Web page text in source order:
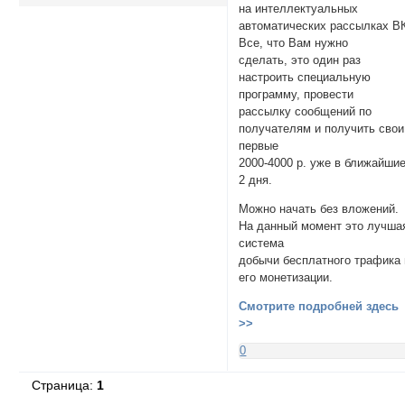
на интеллектуальных
автоматических рассылках
Все, что Вам нужно
сделать, это один раз
настроить специальную
программу, провести
рассылку сообщений по
получателям и получить свои
первые
2000-4000 р. уже в
2 дня.
Можно начать без влoжений.
На данный момент это
система
добычи бесплатного трафика
его монетизации.
Смотрите подробней здесь
>>
0
Страница: 1